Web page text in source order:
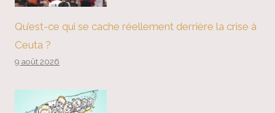
Qu’est-ce qui se cache réellement derrière la crise à
Ceuta ?
9 août 2026